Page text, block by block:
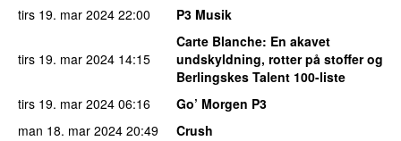
tirs 19. mar 2024 22:00 P3 Musik
tirs 19. mar 2024 14:15
Carte Blanche: En akavet
undskyldning, rotter på stoffer og
Berlingskes Talent 100-liste
tirs 19. mar 2024 06:16
Go’ Morgen P3
man 18. mar 2024 20:49
Crush